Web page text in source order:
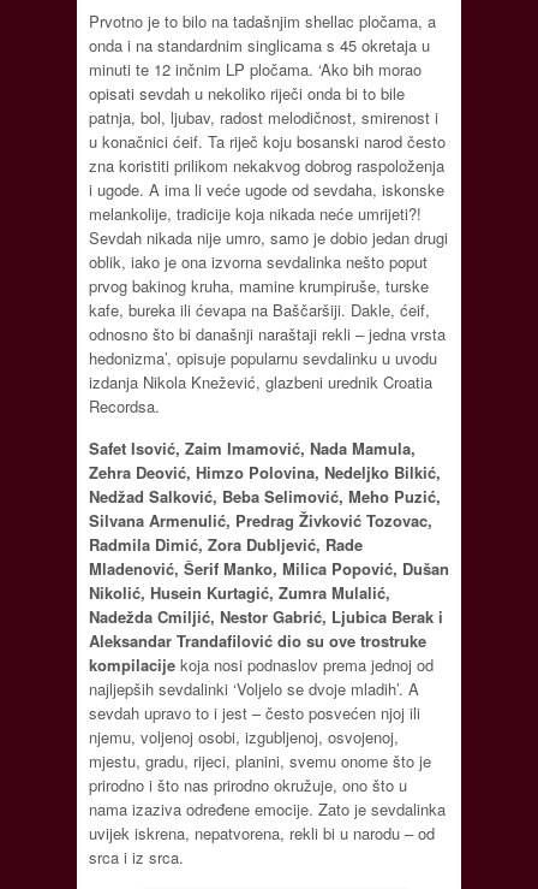
Prvotno je to bilo na tadašnjim shellac pločama, a
onda i na standardnim singlicama s 45 okretaja u
minuti te 12 inčnim LP pločama. ‘Ako bih morao
opisati sevdah u nekoliko riječi onda bi to bile
patnja, bol, ljubav, radost melodičnost, smirenost i
u konačnici ćeif. Ta riječ koju bosanski narod često
zna koristiti prilikom nekakvog dobrog raspoloženja
i ugode. A ima li veće ugode od sevdaha, iskonske
melankolije, tradicije koja nikada neće umrijeti?!
Sevdah nikada nije umro, samo je dobio jedan drugi
oblik, iako je ona izvorna sevdalinka nešto poput
prvog bakinog kruha, mamine krumpiruše, turske
kafe, bureka ili ćevapa na Baščaršiji. Dakle, ćeif,
odnosno što bi današnji naraštaji rekli – jedna vrsta
hedonizma’, opisuje popularnu sevdalinku u uvodu
izdanja Nikola Knežević, glazbeni urednik Croatia
Recordsa.
Safet Isović, Zaim Imamović, Nada Mamula,
Zehra Deović, Himzo Polovina, Nedeljko Bilkić,
Nedžad Salković, Beba Selimović, Meho Puzić,
Silvana Armenulić, Predrag Živković Tozovac,
Radmila Dimić, Zora Dubljević, Rade
Mladenović, Šerif Manko, Milica Popović, Dušan
Nikolić, Husein Kurtagić, Zumra Mulalić,
Nadežda Cmiljić, Nestor Gabrić, Ljubica Berak i
Aleksandar Trandafilović dio su ove trostruke
kompilacije koja nosi podnaslov prema jednoj od
najljepših sevdalinki ‘Voljelo se dvoje mladih’. A
sevdah upravo to i jest – često posvećen njoj ili
njemu, voljenoj osobi, izgubljenoj, osvojenoj,
mjestu, gradu, rijeci, planini, svemu onome što je
prirodno i što nas prirodno okružuje, ono što u
nama izaziva određene emocije. Zato je sevdalinka
uvijek iskrena, nepatvorena, rekli bi u narodu – od
srca i iz srca.